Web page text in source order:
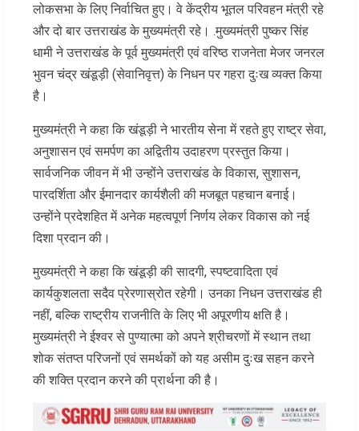
लोकसभा के लिए निर्वाचित हुए। वे केंद्रीय भूतल परिवहन मंत्री रहे
और दो बार उत्तराखंड के मुख्यमंत्री रहे। .मुख्यमंत्री पुष्कर सिंह
धामी ने उत्तराखंड के पूर्व मुख्यमंत्री एवं वरिष्ठ राजनेता मेजर जनरल
भुवन चंद्र खंडूड़ी (सेवानिवृत्त) के निधन पर गहरा दुःख व्यक्त किया
है।
मुख्यमंत्री ने कहा कि खंडूड़ी ने भारतीय सेना में रहते हुए राष्ट्र सेवा,
अनुशासन एवं समर्पण का अद्वितीय उदाहरण प्रस्तुत किया।
सार्वजनिक जीवन में भी उन्होंने उत्तराखंड के विकास, सुशासन,
पारदर्शिता और ईमानदार कार्यशैली की मजबूत पहचान बनाई।
उन्होंने प्रदेशहित में अनेक महत्वपूर्ण निर्णय लेकर विकास को नई
दिशा प्रदान की।
मुख्यमंत्री ने कहा कि खंडूड़ी की सादगी, स्पष्टवादिता एवं
कार्यकुशलता सदैव प्रेरणास्रोत रहेगी। उनका निधन उत्तराखंड ही
नहीं, बल्कि राष्ट्रीय राजनीति के लिए भी अपूरणीय क्षति है।
मुख्यमंत्री ने ईश्वर से पुण्यात्मा को अपने श्रीचरणों में स्थान तथा
शोक संतप्त परिजनों एवं समर्थकों को यह असीम दुःख सहन करने
की शक्ति प्रदान करने की प्रार्थना की है।